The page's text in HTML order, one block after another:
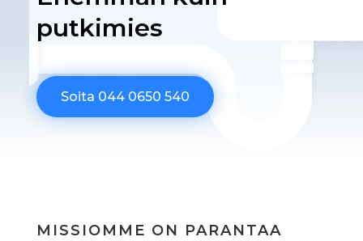
putkimies
Soita 044 0650 540
MISSIOMME ON PARANTAA